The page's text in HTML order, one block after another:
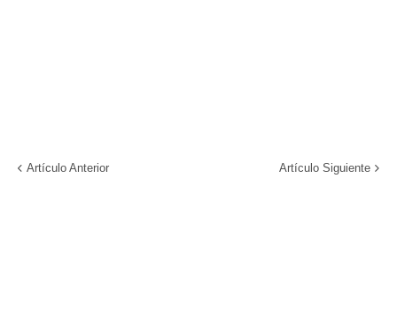
Artículo Anterior Artículo Siguiente